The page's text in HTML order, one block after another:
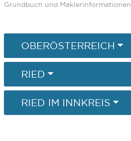
Grundbuch und Maklerinformationen
OBERÖSTERREICH
RIED
RIED IM INNKREIS